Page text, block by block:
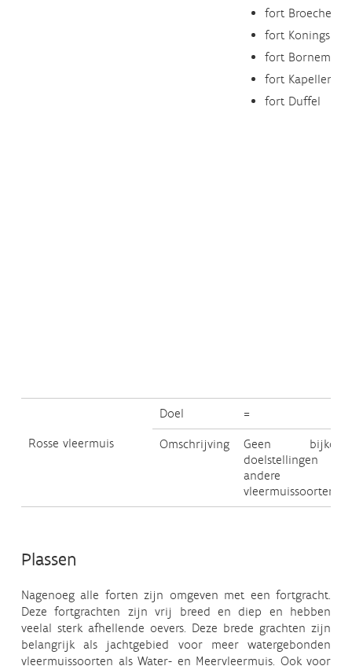
fort Broechem
fort
fort Bornem
fort Kapellen
fort Duffel
Doel
=
Rosse vleermuis
Omschrijving
Geen
doelstellingen
andere
vleermuissoorten
Plassen
Nagenoeg alle forten zijn omgeven met een fortgracht.
Deze fortgrachten zijn vrij breed en diep en hebben
veelal sterk afhellende oevers. Deze brede grachten zijn
belangrijk als jachtgebied voor meer watergebonden
vleermuissoorten als Water- en Meervleermuis. Ook voor